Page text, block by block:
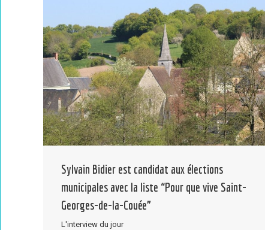
Sylvain Bidier est candidat aux élections
municipales avec la liste “Pour que vive Saint-
Georges-de-la-Couée”
L'interview du jour